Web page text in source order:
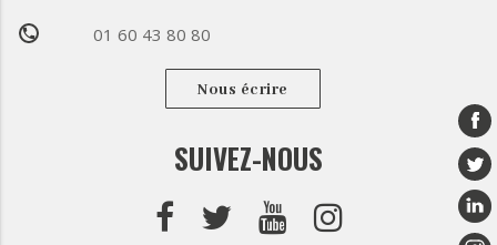
phone 01 60 43 80 80
Nous écrire
SUIVEZ-NOUS